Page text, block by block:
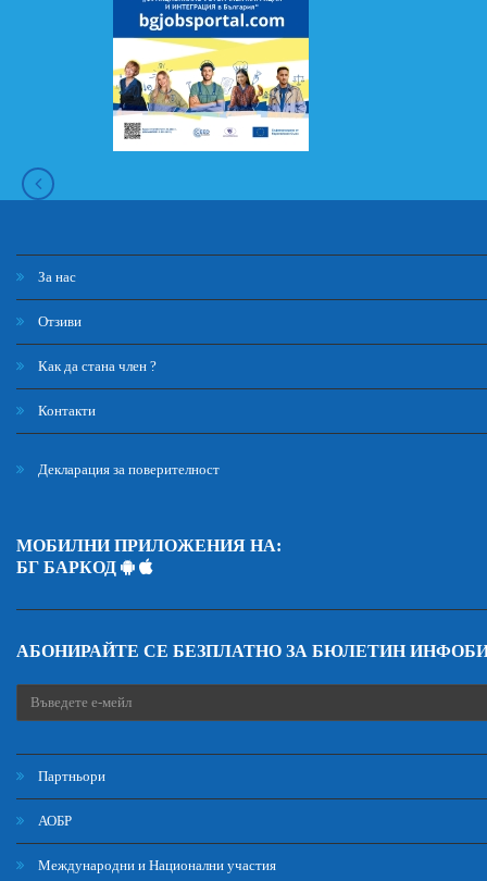
За нас
Отзиви
Как да стана член ?
Контакти
Декларация за поверителност
МОБИЛНИ ПРИЛОЖЕНИЯ НА:
БГ БАРКОД
АБОНИРАЙТЕ СЕ БЕЗПЛАТНО ЗА БЮЛЕТИН
Партньори
АОБР
Международни и Национални участия